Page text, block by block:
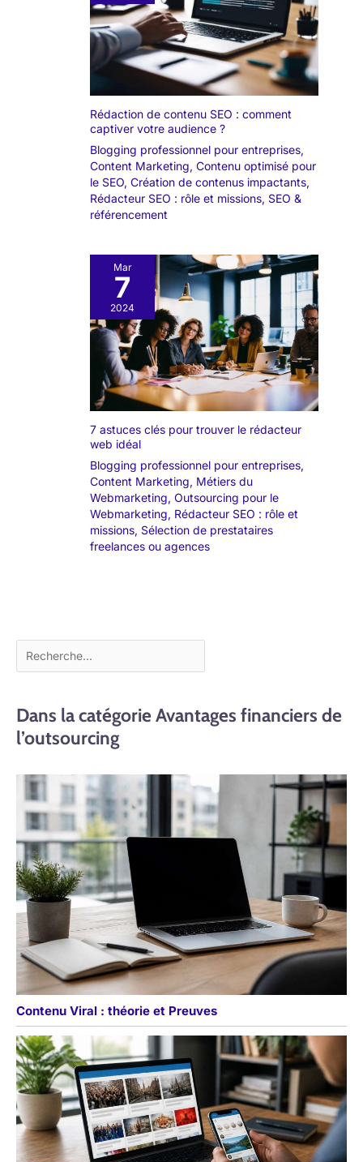
Rédaction de contenu SEO : comment
captiver votre audience ?
Blogging professionnel pour entreprises,
Content Marketing, Contenu optimisé pour
le SEO, Création de contenus impactants,
Rédacteur SEO : rôle et missions, SEO &
référencement
Mar
7
2024
7 astuces clés pour trouver le rédacteur
web idéal
Blogging professionnel pour entreprises,
Content Marketing, Métiers du
Webmarketing, Outsourcing pour le
Webmarketing, Rédacteur SEO : rôle et
missions, Sélection de prestataires
freelances ou agences
Dans la catégorie Avantages financiers de
l’outsourcing
Contenu Viral : théorie et Preuves